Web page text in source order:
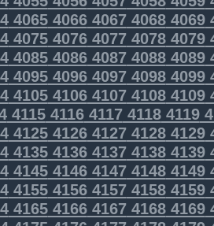
40654066406740684069
40754076407740784079
40854086408740884089
40954096409740984099
41054106410741084109
41154116411741184119
41254126412741284129
41354136413741384139
41454146414741484149
41554156415741584159
41654166416741684169